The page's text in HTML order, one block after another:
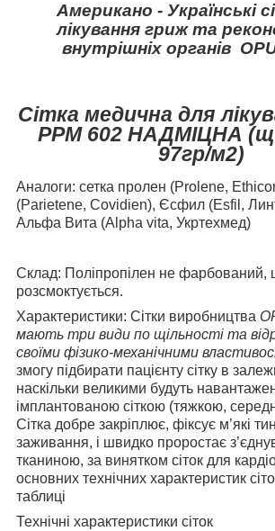
Американо - Українські
лікування гриж та
внутрішніх органів
Cітка медична для л
РРМ 602 НАДМІЦНА
97гр/м2)
Аналоги: сетка пролен (Prolene,
(Parietene, Covidien), Єсфил (Esfil,
Альфа Вита (Alpha vita, Укртехмед)
Склад: Поліпропілен не фарбований,
розсмоктується.
Характеристики: Сітки виробництва
мають три види по щільності та
своїми фізико-механічними
змогу підбирати пацієнту сітку в
наскільки великими будуть
імплантованою сіткою (тяжкою,
Сітка добре закріплює, фіксує м’які
заживання, і швидко проростає
тканиною, за винятком сіток для
основних технічних характеристик
таблиці
Технічні характеристики сіток